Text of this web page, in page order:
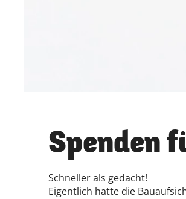
Spenden
Schneller als gedacht!
Eigentlich hatte die